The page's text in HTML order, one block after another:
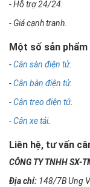
- Hỗ trợ 24/24.
- Giá cạnh tranh.
Một số sản
-Cân sàn điện tử.
-Cân bàn điện tử.
-Cân treo điện tử.
-Cân xe tải.
Liên hệ, tư vấn
CÔNG TY TNHH SX-
Địa chỉ: 148/7B Ung